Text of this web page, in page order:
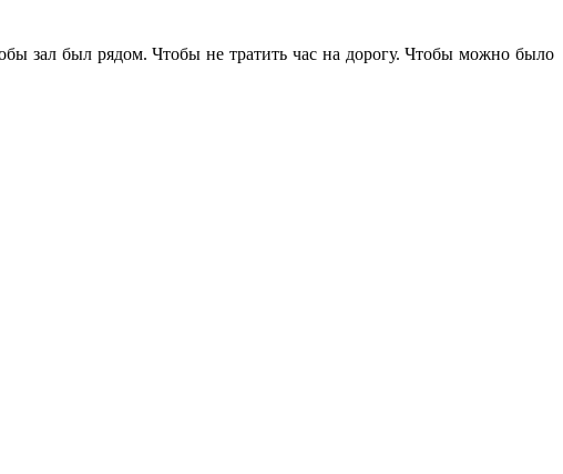
зал был рядом. Чтобы не тратить час на дорогу. Чтобы можно было